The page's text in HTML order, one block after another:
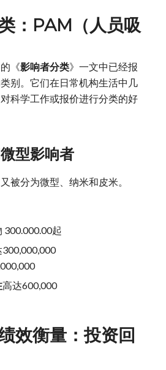
：PAM（人员吸
《影响者分类》一文中已经报
别。它们在日常机构生活中几
科学工作或报价进行分类的好
型影响者
被分为微型、纳米和皮米。
300.000.00起
高达600,000
效衡量：投资回